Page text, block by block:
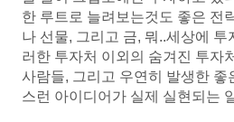
한 루트로 늘려보는것도 좋은 전
나 선물, 그리고 금, 뭐..세상에 투
러한 투자처 이외의 숨겨진 투자
사람들, 그리고 우연히 발생한 좋
스런 아이디어가 실제 실현되는